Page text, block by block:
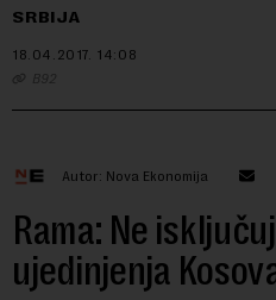
SRBIJA
18.04.2017. 14:08
B92
Autor: Nova Ekonomija
Rama: Ne
ujedinjenja